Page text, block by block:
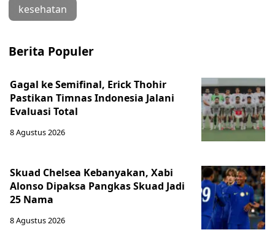
kesehatan
Berita Populer
Gagal ke Semifinal, Erick Thohir
Pastikan Timnas Indonesia Jalani
Evaluasi Total
8 Agustus 2026
Skuad Chelsea Kebanyakan, Xabi
Alonso Dipaksa Pangkas Skuad Jadi
25 Nama
8 Agustus 2026